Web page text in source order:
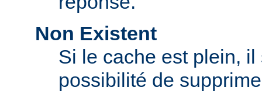
Non Existent
Si le cache est plein,
possibilité de